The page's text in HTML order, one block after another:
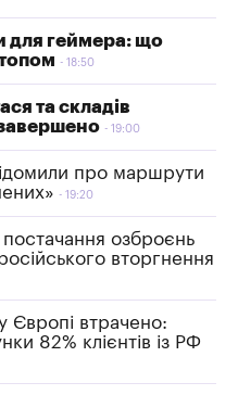
для геймера: що
18:50
та складів
19:00
про маршрути
19:20
озброєнь
вторгнення
Європі втрачено:
82% клієнтів із РФ